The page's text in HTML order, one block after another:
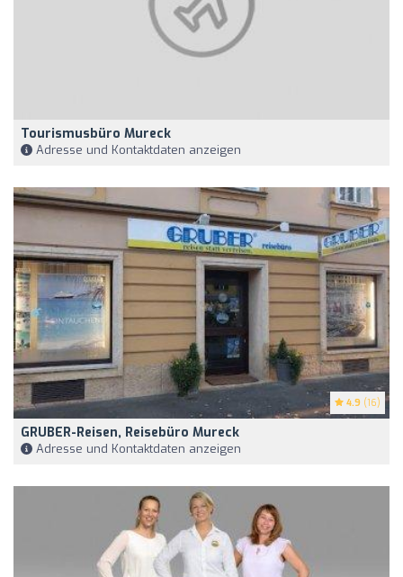
Tourismusbüro Mureck
Adresse und Kontaktdaten anzeigen
4.9 (16)
GRUBER-Reisen, Reisebüro Mureck
Adresse und Kontaktdaten anzeigen